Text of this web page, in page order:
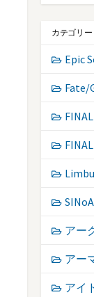
カテゴリー
Epic
Fate/
アー
アー
アイ